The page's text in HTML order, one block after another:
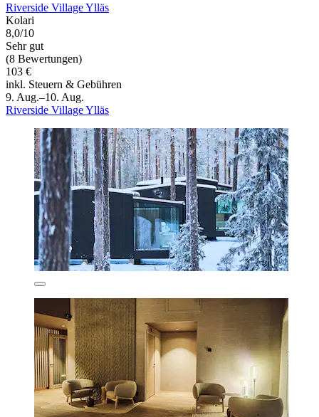
Riverside Village Ylläs
Kolari
8,0/10
Sehr gut
(8 Bewertungen)
103 €
inkl. Steuern & Gebühren
9. Aug.–10. Aug.
Riverside Village Ylläs